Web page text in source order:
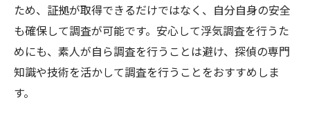
ため、証拠が取得できるだけではなく、自分自身の安全
も確保して調査が可能です。安心して浮気調査を行うた
めにも、素人が自ら調査を行うことは避け、探偵の専門
知識や技術を活かして調査を行うことをおすすめしま
す。